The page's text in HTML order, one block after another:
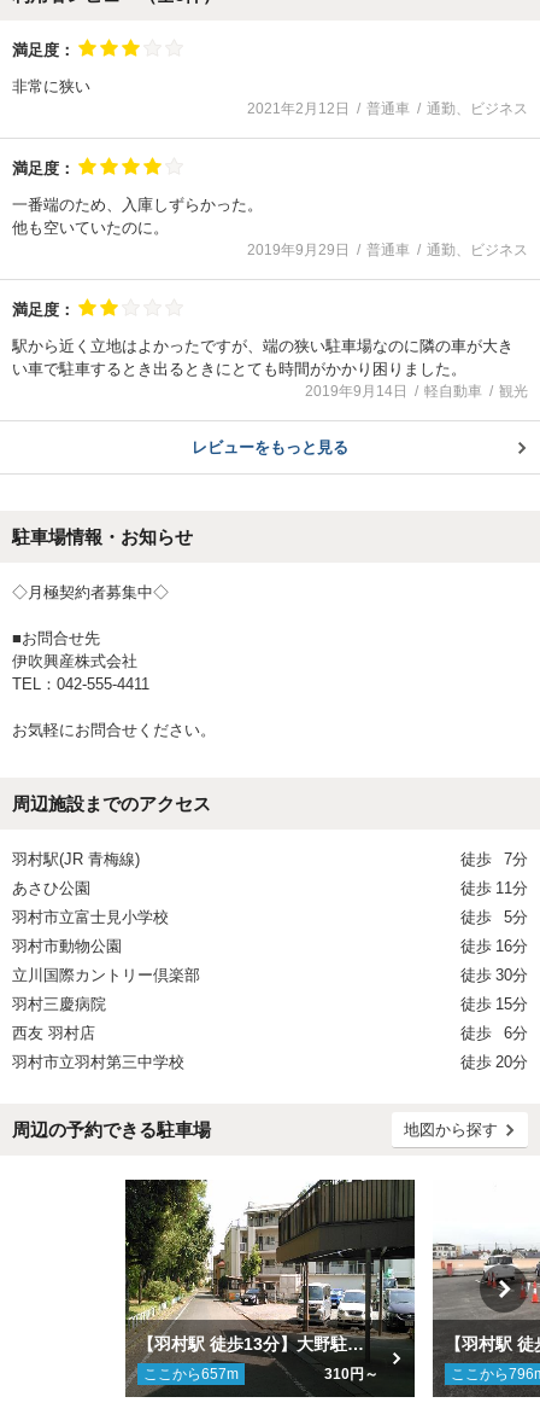
満足度：
非常に狭い
2021年2月12日 普通車 通勤、ビジネス
満足度：
一番端のため、入庫しずらかった。
他も空いていたのに。
2019年9月29日 普通車 通勤、ビジネス
満足度：
駅から近く立地はよかったですが、端の狭い駐車場なのに隣の車が大き
い車で駐車するとき出るときにとても時間がかかり困りました。
2019年9月14日 軽自動車 観光
レビューをもっと見る
駐車場情報・お知らせ
◇月極契約者募集中◇
■お問合せ先
伊吹興産株式会社
TEL：042-555-4411
お気軽にお問合せください。
周辺施設までのアクセス
羽村駅(JR 青梅線) 徒歩
7分
あさひ公園
徒歩 11分
羽村市立富士見小学校
徒歩
5分
羽村市動物公園
徒歩 16分
立川国際カントリー倶楽部
徒歩 30分
羽村三慶病院
徒歩 15分
西友 羽村店
徒歩
6分
羽村市立羽村第三中学校
徒歩 20分
周辺の予約できる駐車場 地図から探す
【羽村駅 徒歩13分】大野駐車場
ここから657m 310円～ ここから796